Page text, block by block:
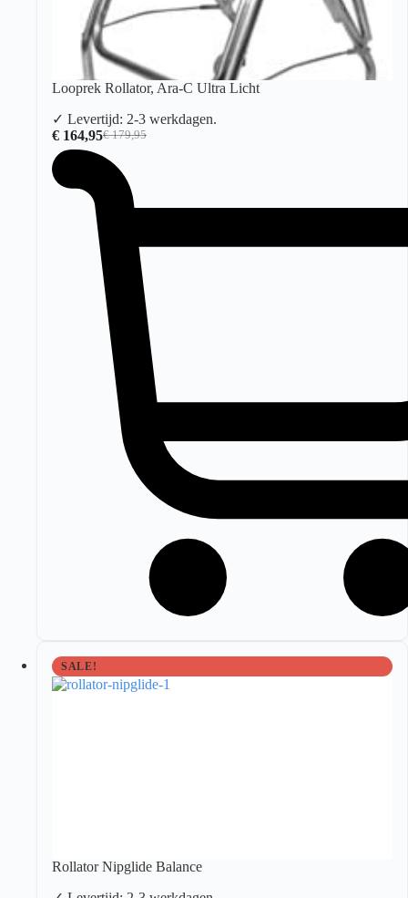
Looprek Rollator, Ara-C Ultra Licht
✓ Levertijd: 2-3 werkdagen.
€179,95
Oorspronkelijke
prijs
was:
€ 179,95.
€ 164,95Huidige
prijs
€ 164,95.
SALE!
Rollator Nipglide Balance